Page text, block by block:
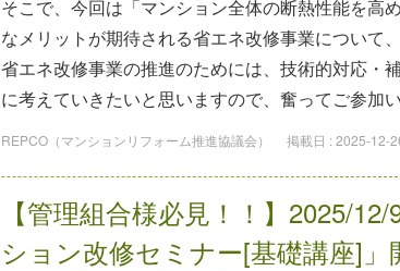
そこで、今回は「マンション全体の断熱性能を高
なメリットが期待される省エネ改修事業について
省エネ改修事業の推進のためには、技術的対応・
に考えていきたいと思いますので、奮ってご参加
REPCO（マンションリフォーム推進協議会） 掲載日 :2025-12-
【管理組合様必見！！】2025/
ション改修セミナー[基礎講座]」